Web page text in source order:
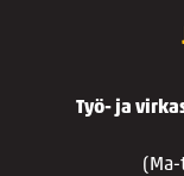
Työ- ja